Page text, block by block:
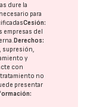
dure la
para
Cesión:
empresas del
Derechos:
y
con
tratamiento no
presentar